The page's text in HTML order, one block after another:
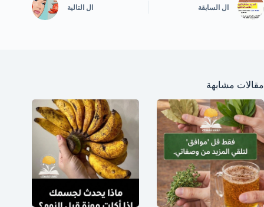
ال السابقة ال التالية
مقالات مشابهة